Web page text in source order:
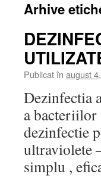
Arhive
Publicat în august
Dezinfectia
a bacteriilor
dezinfectie
ultraviolete
simplu ,